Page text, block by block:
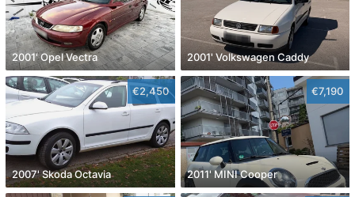
2001' Opel Vectra 2001' Volkswagen Caddy
€2,450
2007' Skoda Octavia
€7,190
2011' MINI Cooper